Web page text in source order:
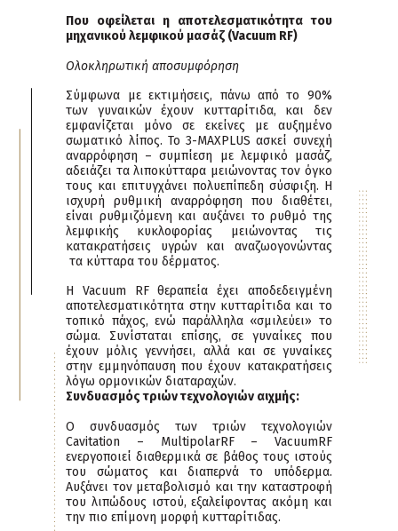
Που οφείλεται η αποτελεσματικότητα του
μηχανικού λεμφικού μασάζ (Vacuum RF)
Ολοκληρωτική αποσυμφόρηση
Σύμφωνα με εκτιμήσεις, πάνω από το 90%
των γυναικών έχουν κυτταρίτιδα, και δεν
εμφανίζεται μόνο σε εκείνες με αυξημένο
σωματικό λίπος. Το 3-MAXPLUS ασκεί συνεχή
αναρρόφηση – συμπίεση με λεμφικό μασάζ,
αδειάζει τα λιποκύτταρα μειώνοντας τον όγκο
τους και επιτυγχάνει πολυεπίπεδη σύσφιξη. Η
ισχυρή ρυθμική αναρρόφηση που διαθέτει,
είναι ρυθμιζόμενη και αυξάνει το ρυθμό της
λεμφικής κυκλοφορίας μειώνοντας τις
κατακρατήσεις υγρών και αναζωογονώντας
τα κύτταρα του δέρματος.
Η Vacuum RF θεραπεία έχει αποδεδειγμένη
αποτελεσματικότητα στην κυτταρίτιδα και το
τοπικό πάχος, ενώ παράλληλα «σμιλεύει» το
σώμα. Συνίσταται επίσης, σε γυναίκες που
έχουν μόλις γεννήσει, αλλά και σε γυναίκες
στην εμμηνόπαυση που έχουν κατακρατήσεις
λόγω ορμονικών διαταραχών.
Συνδυασμός τριών τεχνολογιών αιχμής:
Ο συνδυασμός των τριών τεχνολογιών
Cavitation – MultipolarRF – VacuumRF
ενεργοποιεί διαθερμικά σε βάθος τους ιστούς
του σώματος και διαπερνά το υπόδερμα.
Αυξάνει τον μεταβολισμό και την καταστροφή
του λιπώδους ιστού, εξαλείφοντας ακόμη και
την πιο επίμονη μορφή κυτταρίτιδας.